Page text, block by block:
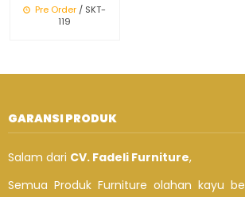
Pre Order / SKT-
119
GARANSI PRODUK
Salam dari CV. Fadeli Furniture,
Semua Produk Furniture olahan kayu